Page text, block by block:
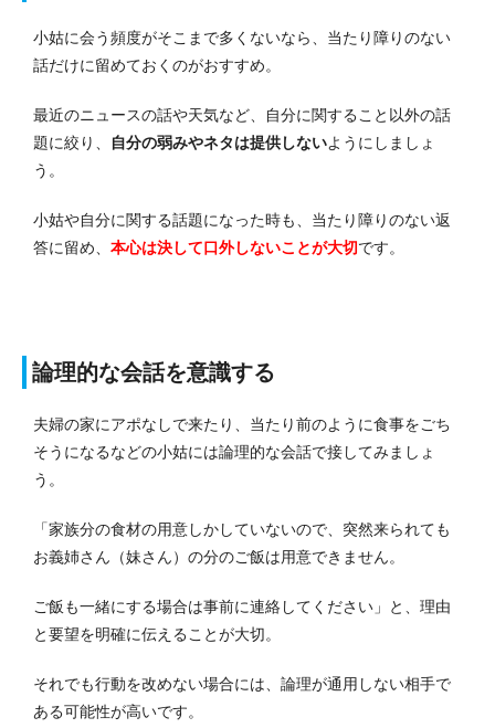
小姑に会う頻度がそこまで多くないなら、当たり障りのない
話だけに留めておくのがおすすめ。
最近のニュースの話や天気など、自分に関すること以外の話
題に絞り、
自分の弱みやネタは提供しないようにしましょ
う。
小姑や自分に関する話題になった時も、当たり障りのない返
答に留め、 本心は決して口外しないことが大切です。
論理的な会話を意識する
夫婦の家にアポなしで来たり、当たり前のように食事をごち
そうになるなどの小姑には論理的な会話で接してみましょ
う。
「家族分の食材の用意しかしていないので、突然来られても
お義姉さん（妹さん）の分のご飯は用意できません。
ご飯も一緒にする場合は事前に連絡してください」と、理由
と要望を明確に伝えることが大切。
それでも行動を改めない場合には、論理が通用しない相手で
ある可能性が高いです。